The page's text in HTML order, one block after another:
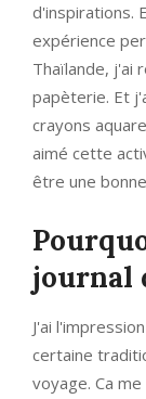
d'inspirations.
expérience
Thaïlande, j'ai
papèterie. Et
crayons
aimé cette
être une
journal
J'ai
certaine
voyage. Ca